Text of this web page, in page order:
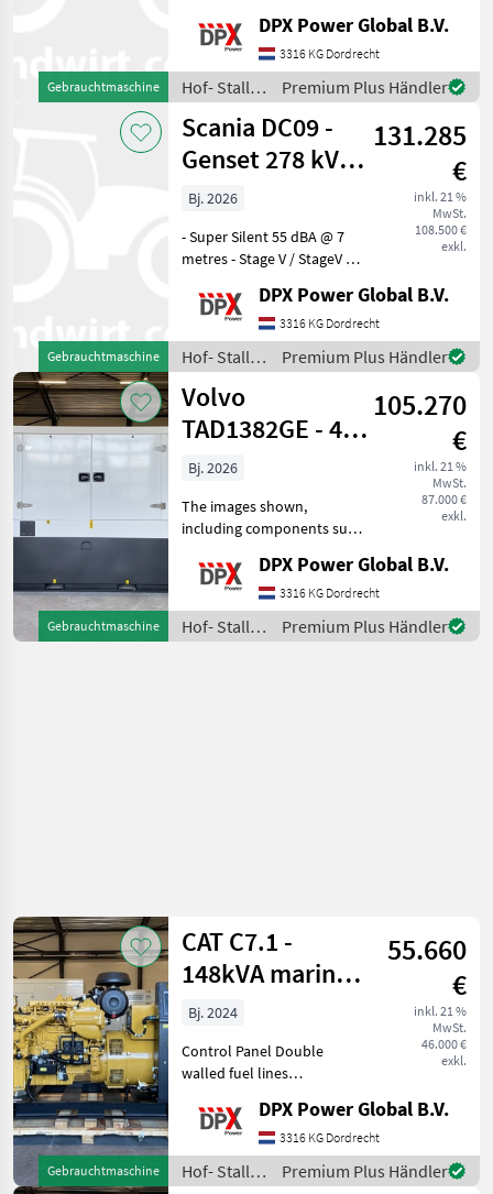
Gebrauchtmaschine
V / EU StageV / EU V / EU
Five / Stage Five / EU Stage
5 / Tier IV Final / Tier 4 F
DPX Power Global B.V.
3316 KG Dordrecht
Hof- Stall-
und
Weidetechnik
/ Deutz
Fahr
Premium Plus Händler
Gebrauchtmaschine
Scania DC09 -
Genset 278 kVA
St5 SuperSilent -
DPX-2100
131.285
€
inkl. 21 %
MwSt.
108.500 €
exkl.
Bj. 2026
- Super Silent 55 dBA @ 7
metres - Stage V / StageV /
V / EU StageV / EU V / EU
Five / Stage Five / EU Stage
5 / Tier IV Final / Tier 4 F
DPX Power Global B.V.
3316 KG Dordrecht
Hof- Stall-
und
Weidetechnik
/ Scania
Premium Plus Händler
Gebrauchtmaschine
Volvo
TAD1382GE - 430
kVA Stage V
Generator - DPX-
1903
105.270
€
inkl. 21 %
MwSt.
87.000 €
exkl.
Bj. 2026
The images shown,
including components such
breaker, coolant heater etc.
may differ from the actual
units that are available for
sale.
DPX Power Global B.V.
3316 KG Dordrecht
Hof- Stall-
und
Premium Plus Händler
Gebrauchtmaschine
CAT C7.1 -
148kVA marine
genset StageV -
DPX-18270
55.660
€
inkl. 21 %
MwSt.
46.000 €
exkl.
Bj. 2024
Control Panel Double
walled fuel lines
Hof- Stall- und
Weidetechnik
Stromgeneratoren
DPX Power Global B.V.
3316 KG Dordrecht
Hof- Stall-
Premium Plus Händler